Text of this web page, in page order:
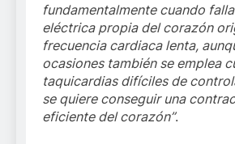
fundamentalmente cuando
eléctrica propia del corazón
frecuencia cardiaca lenta,
ocasiones también se emplea
taquicardias difíciles de
se quiere conseguir una
eficiente del corazón”.